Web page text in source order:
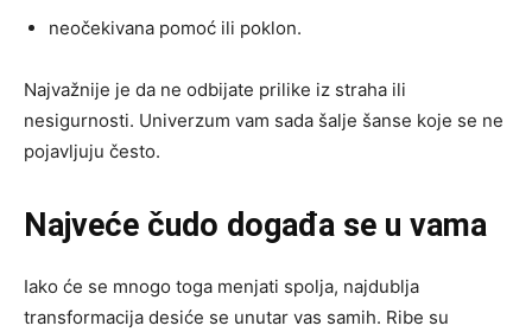
neočekivana pomoć ili poklon.
Najvažnije je da ne odbijate prilike iz straha ili
nesigurnosti. Univerzum vam sada šalje šanse koje se ne
pojavljuju često.
Najveće čudo događa se u vama
Iako će se mnogo toga menjati spolja, najdublja
transformacija desiće se unutar vas samih. Ribe su